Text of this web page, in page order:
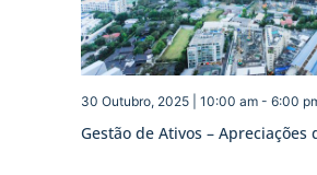
Gestão de Ativos – Apreciações
30 Outubro, 2025 | 10:00 am- 6:00